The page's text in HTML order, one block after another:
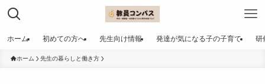
ホーム 初めての方へ 先生向け情報 発達が気になる子の子育て 研
ホーム 先生の暮らしと働き方